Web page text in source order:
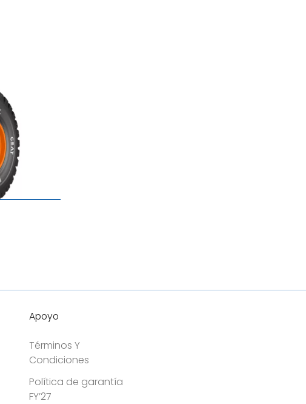
Apoyo
Términos Y
Condiciones
Política de garantía
FY’27